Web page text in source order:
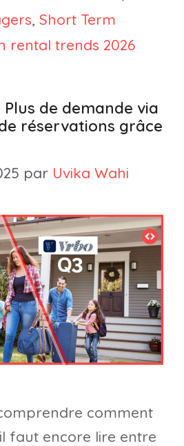
, Short Term
rental trends 2026
Plus de demande via
réservations grâce
par Uvika Wahi
comment
faut encore lire entre